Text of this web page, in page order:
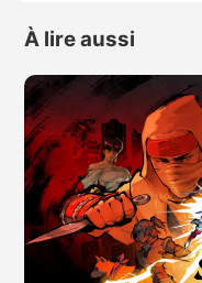
À lire aussi